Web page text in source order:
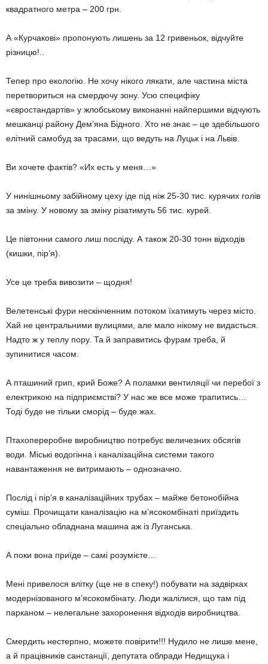
квадратного метра – 200 грн.
А «Курчакові» пропонують лишень за 12 гривеньок, відчуйте
різницю!..
Тепер про екологію. Не хочу нікого лякати, але частина міста
перетвориться на смердючу зону. Усю специфіку
«євростандартів» у жлобському виконанні найпершими відчують
мешканці району Дем’яна Бідного. Хто не знає – це здебільшого
елітний самобуд за трасами, що ведуть на Луцьк і на Львів.
Ви хочете фактів? «Их есть у меня…»
У нинішньому забійному цеху іде під ніж 25-30 тис. курячих голів
за зміну. У новому за зміну різатимуть 56 тис. курей.
Це півтонни самого лиш посліду. А також 20-30 тонн відходів
(кишки, пір’я).
Усе це треба вивозити – щодня!
Велетенські фури нескінченним потоком їхатимуть через місто.
Хай не центральними вулицями, але мало нікому не видасться.
Надто ж у теплу пору. Та й заправитись фурам треба, й
зупинитися часом.
А пташиний грип, крий Боже? А поламки вентиляції чи перебої з
електрикою на підприємстві? У нас же все може трапитись…
Тоді буде не тільки сморід – буде жах.
Птахопереробне виробництво потребує величезних обсягів
води. Міські водогінна і каналізаційна системи такого
навантаження не витримають – однозначно.
Послід і пір’я в каналізаційних трубах – майже бетонобійна
суміш. Прочищати каналізацію на м’ясокомбінаті приїздить
спеціально обладнана машина аж із Луганська.
А поки вона приїде – самі розумієте…
Мені привелося влітку (ще не в спеку!) побувати на задвірках
модернізованого м’ясокомбінату. Люди жалілися, що там під
парканом – нелегальне захоронення відходів виробництва.
Смердить нестерпно, можете повірити!!! Нудило не лише мене,
а й працівників санстанції, депутата облради Недищука і